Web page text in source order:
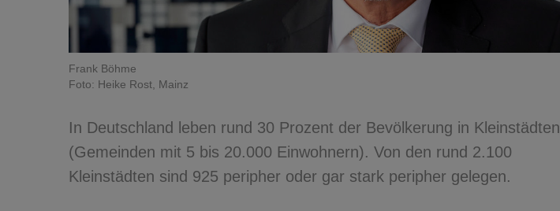
Frank Böhme
Foto: Heike Rost, Mainz
In Deutschland leben rund 30 Prozent der Bevölkerung in Kleinstädten
(Gemeinden mit 5 bis 20.000 Einwohnern). Von den rund 2.100
Kleinstädten sind 925 peripher oder gar stark peripher gelegen.